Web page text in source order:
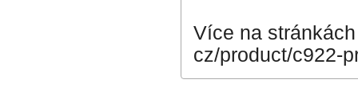
Více na
cz/product/c922-